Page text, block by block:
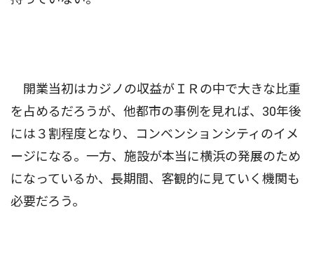
開業当初はカジノの収益がＩＲの中で大きな比重
を占めるだろうが、他都市の事例を見れば、30年後
には３割程度となり、コンベンションシティのイメ
ージになる。一方、施設が本当に横浜の発展のため
になっているか、長期間、客観的に見ていく機関も
必要だろう。